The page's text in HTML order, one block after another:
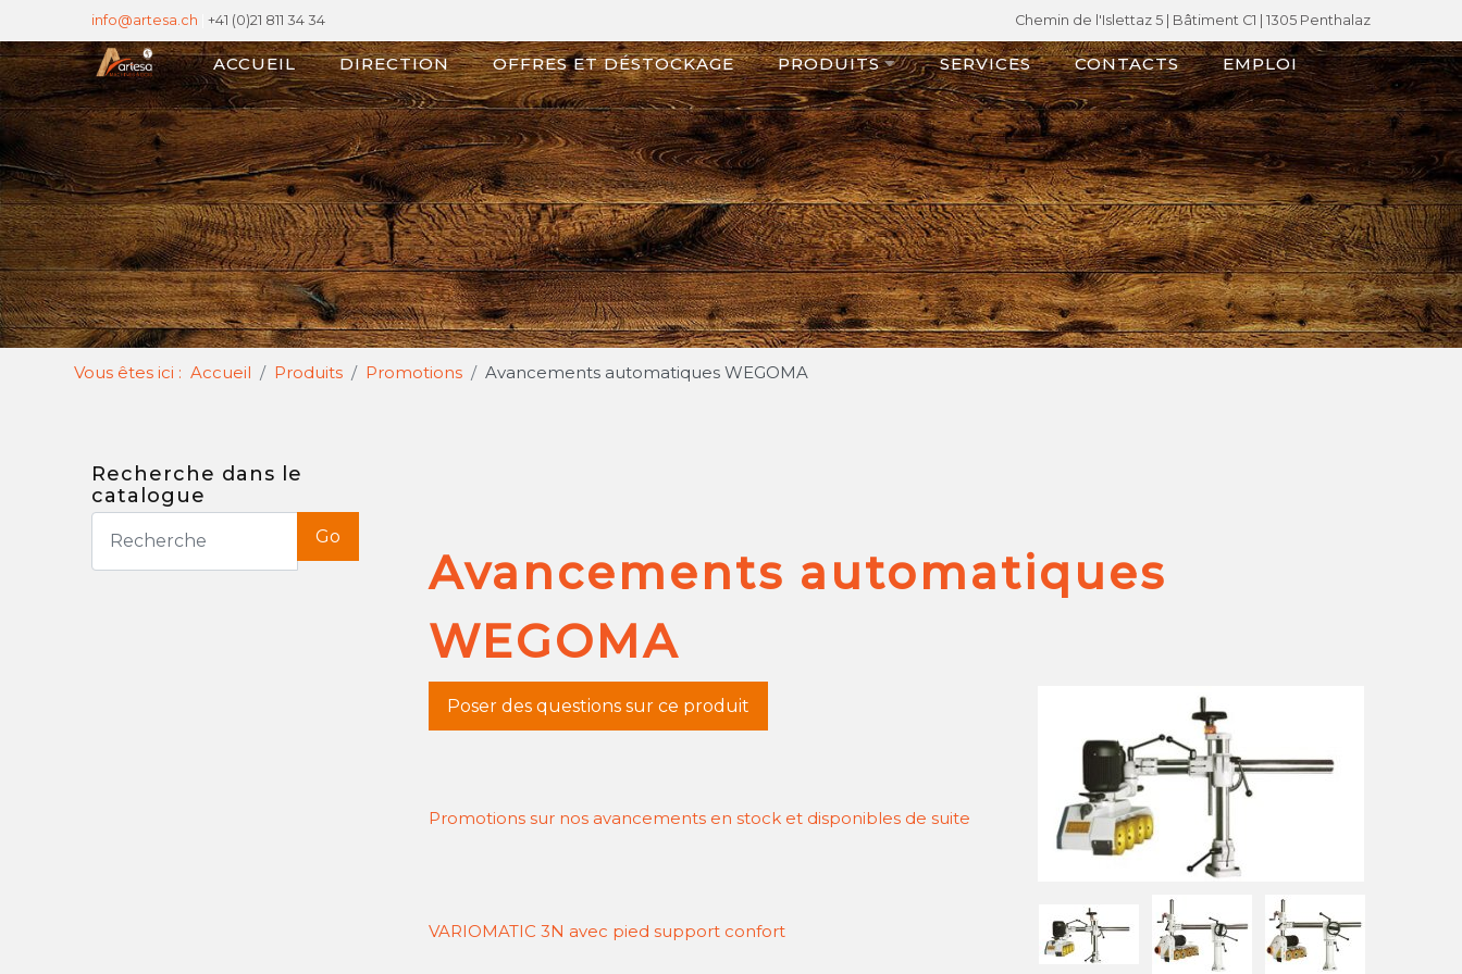
info@artesa.ch +41 (0)21 811 34 34 Chemin de l'Islettaz 5 | Bâtiment C1 | 1305 Penthalaz
ACCUEIL DIRECTION OFFRES ET DÉSTOCKAGE PRODUITS SERVICES CONTACTS EMPLOI
Vous êtes ici : Accueil Produits Promotions Avancements automatiques WEGOMA
Recherche dans le
catalogue
Go
Avancements automatiques
WEGOMA
Poser des questions sur ce produit
Promotions sur nos avancements en stock et disponibles de suite
VARIOMATIC 3N avec pied support confort